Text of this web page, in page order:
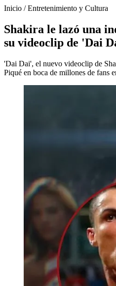
Inicio /Entretenimiento y Cultura
Shakira le lazó una
su videoclip de 'Dai
'Dai Dai', el nuevo videoclip de
Piqué en boca de millones de fans